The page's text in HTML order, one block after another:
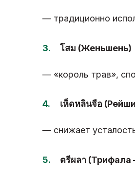
— традиционно
โสม (Женьшень)
— «король трав»,
เห็ดหลินจือ
— снижает
ตรีผลา (Трифала